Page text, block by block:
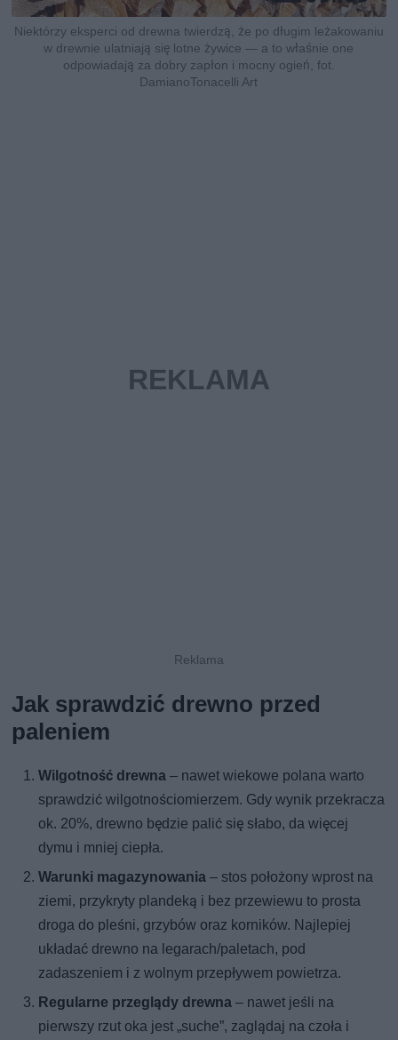
Niektórzy eksperci od drewna twierdzą, że po długim leżakowaniu
w drewnie ulatniają się lotne żywice — a to właśnie one
odpowiadają za dobry zapłon i mocny ogień, fot.
DamianoTonacelli Art
Jak sprawdzić drewno przed
paleniem
Wilgotność drewna – nawet wiekowe polana warto
sprawdzić wilgotnościomierzem. Gdy wynik przekracza
ok. 20%, drewno będzie palić się słabo, da więcej
dymu i mniej ciepła.
Warunki magazynowania – stos położony wprost na
ziemi, przykryty plandeką i bez przewiewu to prosta
droga do pleśni, grzybów oraz korników. Najlepiej
układać drewno na legarach/paletach, pod
zadaszeniem i z wolnym przepływem powietrza.
Regularne przeglądy drewna – nawet jeśli na
pierwszy rzut oka jest „suche”, zaglądaj na czoła i